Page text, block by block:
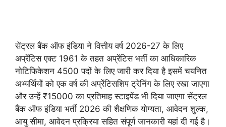
सेंट्रल बैंक ऑफ इंडिया ने वित्तीय वर्ष 2026-27 के लिए
अप्रेंटिस एक्ट 1961 के तहत अप्रेंटिस भर्ती का आधिकारिक
नोटिफिकेशन 4500 पदों के लिए जारी कर दिया है इसमें चयनित
अभ्यर्थियों को एक वर्ष की अप्रेंटिसशिप ट्रेनिंग के लिए रखा जाएगा
और उन्हें ₹15000 का प्रतिमाह स्टाइपेंड भी दिया जाएगा सेंट्रल
बैंक ऑफ इंडिया भर्ती 2026 की शैक्षणिक योग्यता, आवेदन शुल्क,
आयु सीमा, आवेदन प्रक्रिया सहित संपूर्ण जानकारी यहां दी गई है।